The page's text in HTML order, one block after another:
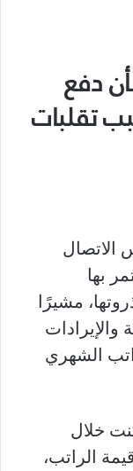
دفع
تقلبات
الاتصال
بها
مشيرًا
الشهري
خلال
دفع 70% من قيمة الراتب،